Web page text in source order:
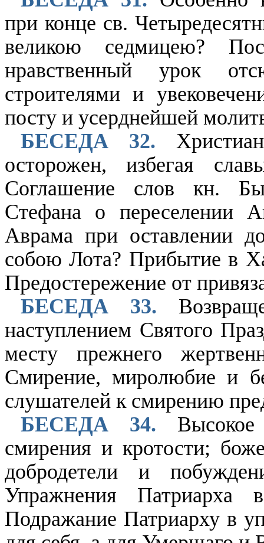
при конце св.
великою седмицею?
нравственный урок
строителями и
посту и усерднейшей
БЕСЕДА 32.
осторожен, избегая
Соглашение слов кн.
Стефана о переселении
Аврама при оставлении
собою Лота? Прибытие в
Предостережение от
БЕСЕДА 33.
наступлением Святого
месту прежнего
Смирение, миролюбие и
слушателей к смирению
БЕСЕДА 34. Высокое
смирения и кротости;
добродетели и
Упражнения
Подражание Патриарху в